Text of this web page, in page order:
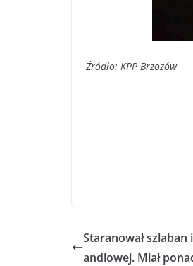
Źródło: KPP Brzozów
Staranował szlaban
andlowej. Miał